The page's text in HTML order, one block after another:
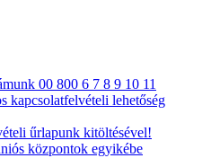
00 800 6 7 8 9 10 11
kapcsolatfelvételi lehetőség
űrlapunk kitöltésével!
központok egyikébe